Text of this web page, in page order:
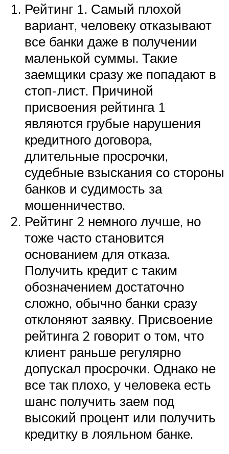
Рейтинг 1. Самый плохой
вариант, человеку отказывают
все банки даже в получении
маленькой суммы. Такие
заемщики сразу же попадают в
стоп-лист. Причиной
присвоения рейтинга 1
являются грубые нарушения
кредитного договора,
длительные просрочки,
судебные взыскания со стороны
банков и судимость за
мошенничество.
Рейтинг 2 немного лучше, но
тоже часто становится
основанием для отказа.
Получить кредит с таким
обозначением достаточно
сложно, обычно банки сразу
отклоняют заявку. Присвоение
рейтинга 2 говорит о том, что
клиент раньше регулярно
допускал просрочки. Однако не
все так плохо, у человека есть
шанс получить заем под
высокий процент или получить
кредитку в лояльном банке.